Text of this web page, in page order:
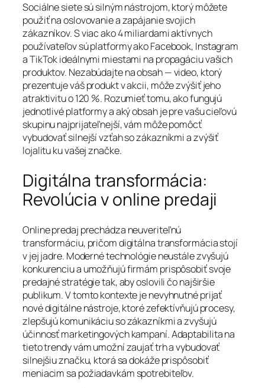
Sociálne siete sú silným nástrojom, ktorý môžete
použiť na oslovovanie a zapájanie svojich
zákazníkov. S viac ako 4 miliardami aktívnych
používateľov sú platformy ako Facebook, Instagram
a TikTok ideálnymi miestami na propagáciu vašich
produktov. Nezabúdajte na obsah — video, ktorý
prezentuje váš produkt v akcii, môže zvýšiť jeho
atraktivitu o 120 %. Rozumieť tomu, ako fungujú
jednotlivé platformy a aký obsah je pre vašu cieľovú
skupinu najprijateľnejší, vám môže pomôcť
vybudovať silnejší vzťah so zákazníkmi a zvýšiť
lojalitu ku vašej značke.
Digitálna transformácia:
Revolúcia v online predaji
Online predaj prechádza neuveriteľnú
transformáciu, pričom digitálna transformácia stojí
v jej jadre. Moderné technológie neustále zvyšujú
konkurenciu a umožňujú firmám prispôsobiť svoje
predajné stratégie tak, aby oslovili čo najširšie
publikum. V tomto kontexte je nevyhnutné prijať
nové digitálne nástroje, ktoré zefektívňujú procesy,
zlepšujú komunikáciu so zákazníkmi a zvyšujú
účinnosť marketingových kampaní. Adaptabilita na
tieto trendy vám umožní zaujať trh a vybudovať
silnejšiu značku, ktorá sa dokáže prispôsobiť
meniacim sa požiadavkám spotrebiteľov.